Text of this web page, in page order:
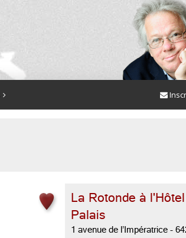
La Rotonde à
Palais
1 avenue de l’Impératrice -